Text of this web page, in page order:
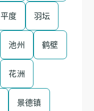
平度 羽坛
池州 鹤壁
花洲
景德镇